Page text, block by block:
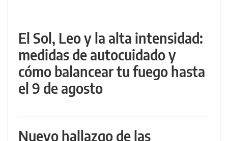
El Sol, Leo y la alta intensidad:
medidas de autocuidado y
cómo balancear tu fuego hasta
el 9 de agosto
Nuevo hallazgo de las